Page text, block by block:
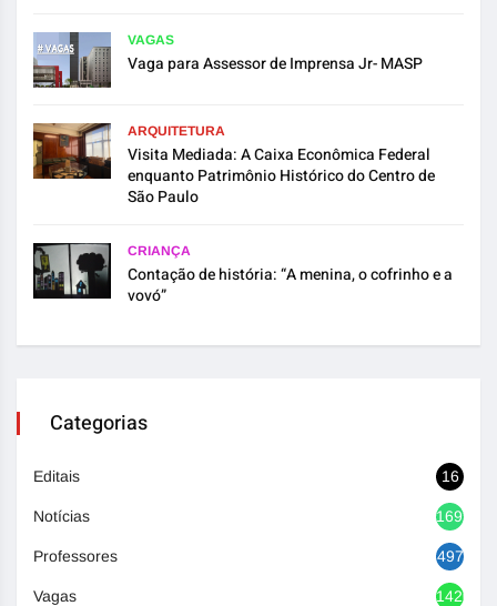
VAGAS
Vaga para Assessor de Imprensa Jr- MASP
ARQUITETURA
Visita Mediada: A Caixa Econômica Federal
enquanto Patrimônio Histórico do Centro de
São Paulo
CRIANÇA
Contação de história: “A menina, o cofrinho e a
vovó”
Categorias
Editais 16
Notícias 1692
Professores 497
Vagas 1420